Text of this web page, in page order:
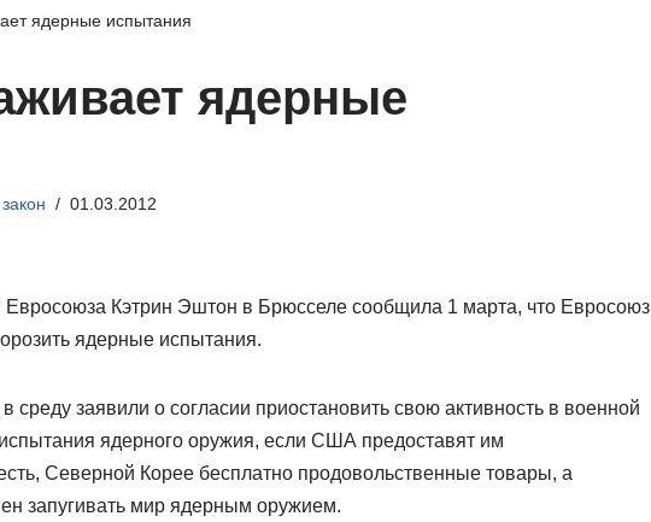
ядерные испытания
ядерные
01.03.2012
Кэтрин Эштон в Брюсселе сообщила 1 марта, что Евросоюз
ядерные испытания.
среду заявили о согласии приостановить свою активность в военной
ядерного оружия, если США предоставят им
Северной Корее бесплатно продовольственные товары, а
запугивать мир ядерным оружием.